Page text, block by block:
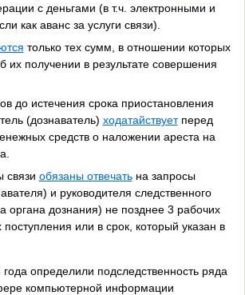
с деньгами (в т.ч. электронными и
как аванс за услуги связи).
только тех сумм, в отношении которых
их получении в результате совершения
до истечения срока приостановления
(дознаватель) ходатайствуетперед
средств о наложении ареста на
связи обязаны отвечатьна запросы
и руководителя следственного
органа дознания) не позднее 3 рабочих
или в срок, который указан в
определили подследственность ряда
компьютерной информации